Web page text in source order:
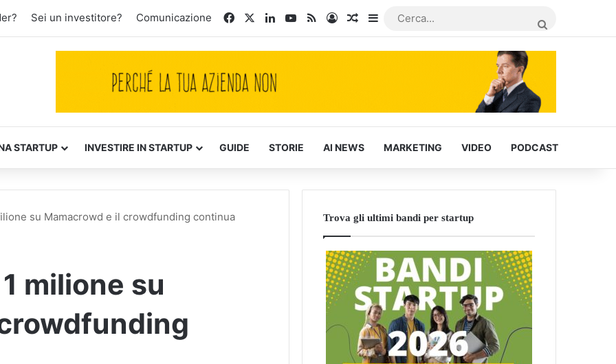
Sei un investitore? Comunicazione FacebookLinkedInYou Tube
RSSAccediArticoli Casuali
Barra laterale
STARTUP INVESTIRE IN STARTUP GUIDE STORIE AI NEWS MARKETING VIDEO PODCAST
su Mamacrowd e il crowdfunding continua
milione su
Trova gli ultimi bandi per startup